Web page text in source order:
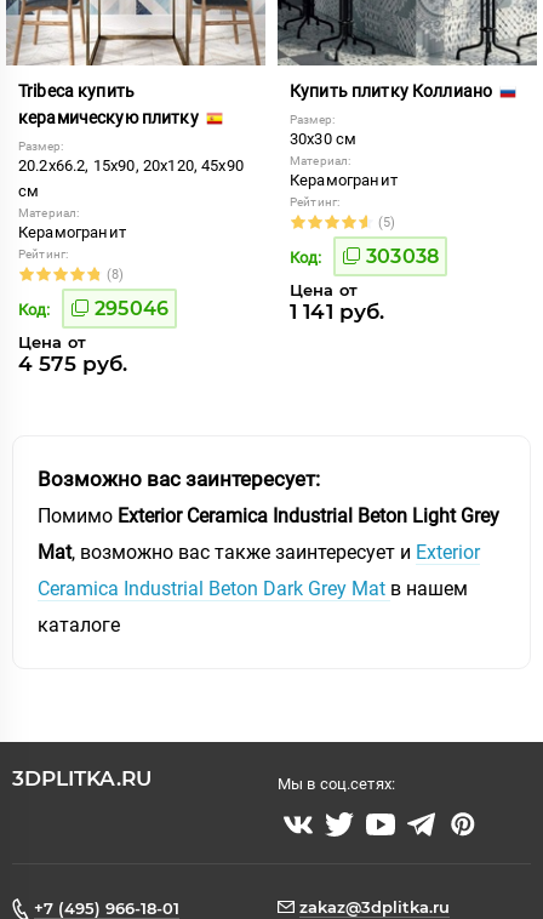
Tribeca купить
керамическую плитку
Размер:
20.2x66.2, 15x90, 20x120, 45x90
см
Материал:
Керамогранит
Рейтинг:
(8)
Код: 295046
Цена от
4 575 руб.
Купить плитку Коллиано
Размер:
30x30 см
Материал:
Керамогранит
Рейтинг:
(5)
Код: 303038
Цена от
1 141 руб.
Возможно вас заинтересует:
Помимо Exterior Ceramica Industrial Beton Light Grey
Mat, возможно вас также заинтересует и Exterior
Ceramica Industrial Beton Dark Grey Mat в нашем
каталоге
3DPLITKA.RU Мы в соц.сетях:
+7 (495) 966-18-01 zakaz@3dplitka.ru